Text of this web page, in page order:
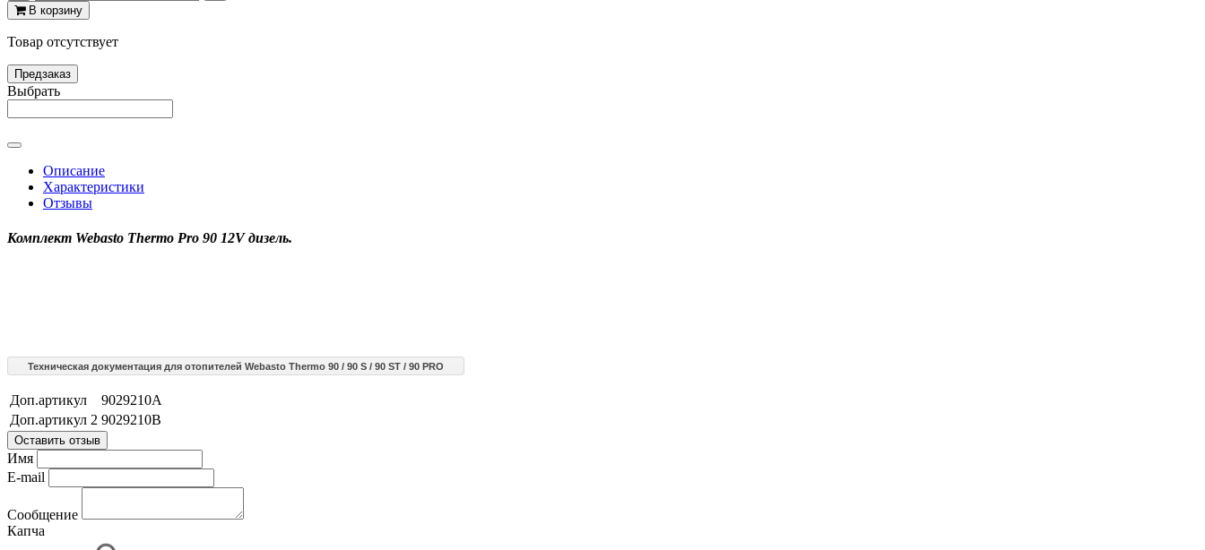
В корзину
Товар отсутствует
Предзаказ
Выбрать
Описание
Характеристики
Отзывы
Комплект Webasto Thermo Pro 90 12V дизель.
Техническая документация для отопителей Webasto Thermo 90 / 90 S / 90 ST / 90 PRO
Доп.артикул
9029210A
Доп.артикул 2 9029210B
Оставить отзыв
Имя
E-mail
Сообщение
Капча